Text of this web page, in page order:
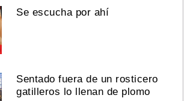
Se escucha por ahí
Sentado fuera de un rosticero
gatilleros lo llenan de plomo